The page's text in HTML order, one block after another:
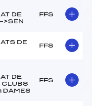
DE
>SEN
FFS
DE
FFS
DE
CLUBS
FFS